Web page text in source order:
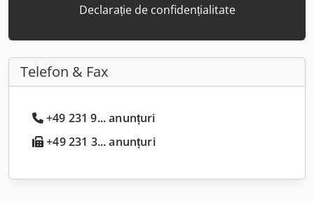
Declarație de confidențialitate
Telefon & Fax
+49 231 9... anunțuri
+49 231 3... anunțuri